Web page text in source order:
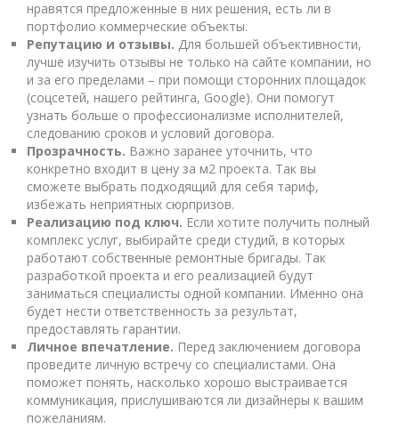
нравятся предложенные в них решения, есть ли в
портфолио коммерческие объекты.
Репутацию и отзывы. Для большей объективности,
лучше изучить отзывы не только на сайте компании, но
и за его пределами – при помощи сторонних площадок
(соцсетей, нашего рейтинга, Google). Они помогут
узнать больше о профессионализме исполнителей,
следованию сроков и условий договора.
Прозрачность. Важно заранее уточнить, что
конкретно входит в цену за м2 проекта. Так вы
сможете выбрать подходящий для себя тариф,
избежать неприятных сюрпризов.
Реализацию под ключ. Если хотите получить полный
комплекс услуг, выбирайте среди студий, в которых
работают собственные ремонтные бригады. Так
разработкой проекта и его реализацией будут
заниматься специалисты одной компании. Именно она
будет нести ответственность за результат,
предоставлять гарантии.
Личное впечатление. Перед заключением договора
проведите личную встречу со специалистами. Она
поможет понять, насколько хорошо выстраивается
коммуникация, прислушиваются ли дизайнеры к вашим
пожеланиям.